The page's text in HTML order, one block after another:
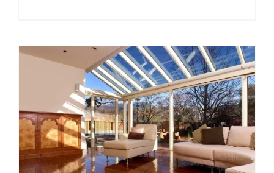
12 raisons de profiter au maximum de
la lumière naturelle dans votre
maison
Aluminium